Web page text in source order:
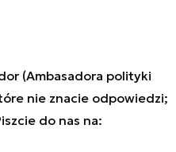
(Ambasadora polityki
nie znacie odpowiedzi;
do nas na: